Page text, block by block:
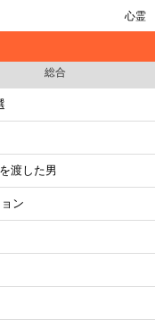
心霊
総合
渡した男
ン